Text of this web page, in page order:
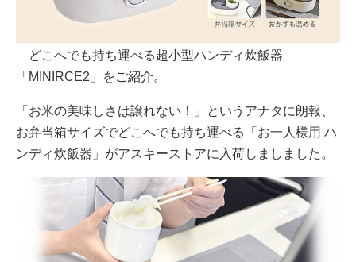
どこへでも持ち運べる超小型ハンディ炊飯器
「MINIRCE2」をご紹介。
「お米の美味しさは譲れない！」というアナタに朗報、
お弁当箱サイズでどこへでも持ち運べる「お一人様用 ハ
ンディ炊飯器」がアスキーストアに入荷しましました。